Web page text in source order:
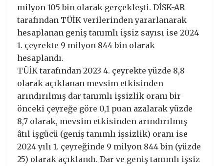
milyon 105 bin olarak gerçekleşti. DİSK-AR
tarafından TÜİK verilerinden yararlanarak
hesaplanan geniş tanımlı işsiz sayısı ise 2024
1. çeyrekte 9 milyon 844 bin olarak
hesaplandı.
TÜİK tarafından 2023 4. çeyrekte yüzde 8,8
olarak açıklanan mevsim etkisinden
arındırılmış dar tanımlı işsizlik oranı bir
önceki çeyreğe göre 0,1 puan azalarak yüzde
8,7 olarak, mevsim etkisinden arındırılmış
âtıl işgücü (geniş tanımlı işsizlik) oranı ise
2024 yılı 1. çeyreğinde 9 milyon 844 bin (yüzde
25) olarak açıklandı. Dar ve geniş tanımlı işsiz